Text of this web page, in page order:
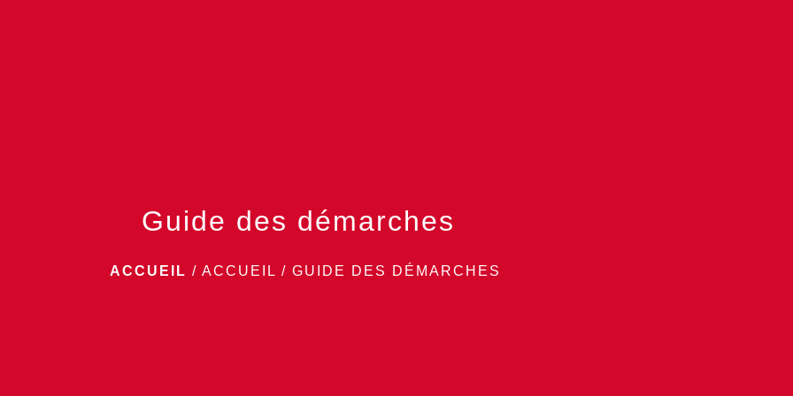
Guide des démarches
ACCUEIL / ACCUEIL / GUIDE DES DÉMARCHES